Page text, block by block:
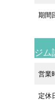
期間
ジム
営業
定休